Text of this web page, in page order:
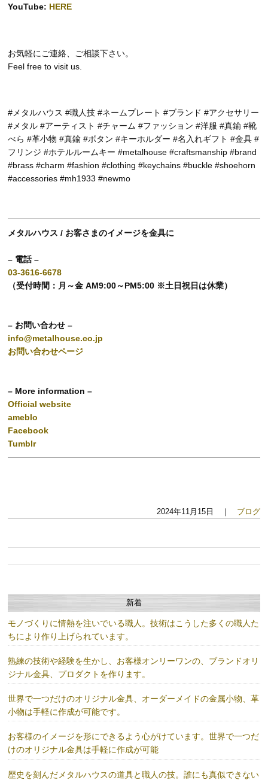
YouTube: HERE
お気軽にご連絡、ご相談下さい。
Feel free to visit us.
#メタルハウス #職人技 #ネームプレート #ブランド #アクセサリー
#メタル #アーティスト #チャーム #ファッション #洋服 #真鍮 #靴
べら #革小物 #真鍮 #ボタン #キーホルダー #名入れギフト #金具 #
フリンジ #ホテルルームキー #metalhouse #craftsmanship #brand
#brass #charm #fashion #clothing #keychains #buckle #shoehorn
#accessories #mh1933 #newmo
メタルハウス / お客さまのイメージを金具に
– 電話 –
03-3616-6678
（受付時間：月～金 AM9:00～PM5:00 ※土日祝日は休業）
– お問い合わせ –
info@metalhouse.co.jp
お問い合わせページ
– More information –
Official website
ameblo
Facebook
Tumblr
2024年11月15日 ｜ ブログ
新着
モノづくりに情熱を注いでいる職人。技術はこうした多くの職人た
ちにより作り上げられています。
熟練の技術や経験を生かし、お客様オンリーワンの、ブランドオリ
ジナル金具、プロダクトを作ります。
世界で一つだけのオリジナル金具、オーダーメイドの金属小物、革
小物は手軽に作成が可能です。
お客様のイメージを形にできるよう心がけています。世界で一つだ
けのオリジナル金具は手軽に作成が可能
歴史を刻んだメタルハウスの道具と職人の技。誰にも真似できない